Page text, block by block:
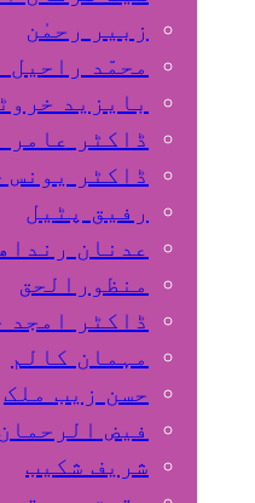
زبیر رحمٰن
محمّد راحیل
بایزید
ڈاکٹر عامر
ڈاکٹر یونس
رفیق پٹیل
عدنان
منظورالحق
ڈاکٹر امجد
مہمان کالم
حسن زیب ملک
فیض الرحمان
شریف شکیب